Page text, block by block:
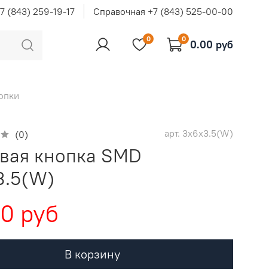
(843) 259-19-17 Справочная +7 (843) 525-00-00
0 0 0.00 руб
(0) арт. 3x6x3.5(W)
кнопка SMD
руб
В корзину